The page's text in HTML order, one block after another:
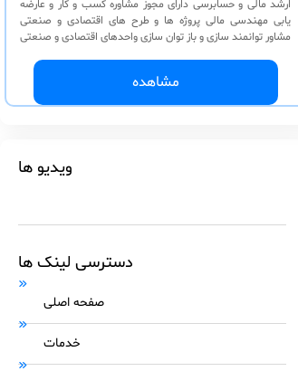
ارشد مالی و حسابرسی دارای مجوز مشاوره کسب و کار و عارضه
یابی مهندسی مالی پروژه ها و طرح های اقتصادی و صنعتی
مشاور توانمند سازی و باز توان سازی واحدهای اقتصادی و صنعتی
عملیاتی
مشاهده
ویدیو ها
دسترسی لینک ها
صفحه اصلی
خدمات